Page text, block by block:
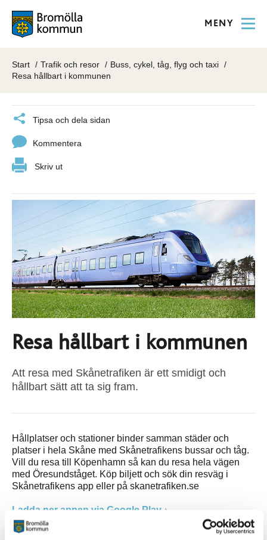
MENY
Start Trafik och resor
Buss, cykel, tåg, flyg och taxi
Resa hållbart i kommunen
Tipsa och dela sidan
Kommentera
Skriv ut
Resa hållbart i kommunen
Att resa med Skånetrafiken är ett smidigt och
hållbart sätt att ta sig fram.
Hållplatser och stationer binder samman städer och
platser i hela Skåne med Skånetrafikens bussar och tåg.
Vill du resa till Köpenhamn så kan du resa hela vägen
med Öresundståget. Köp biljett och sök din resväg i
Skånetrafikens app eller på skanetrafiken.se
Ladda ner appen via Google Play
Ladda ner appen via App store